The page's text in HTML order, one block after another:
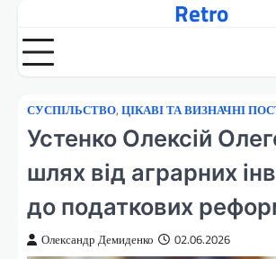
вмісту
Retro
СУСПІЛЬСТВО, ЦІКАВІ ТА ВИЗНАЧНІ
Устенко Олексій
шлях від аграрних
до податкових
Олександр Демиденко 02.06.2026